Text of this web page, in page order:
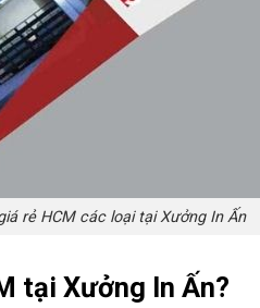
rẻ HCM các loại tại Xưởng In Ấn
tại Xưởng In Ấn?